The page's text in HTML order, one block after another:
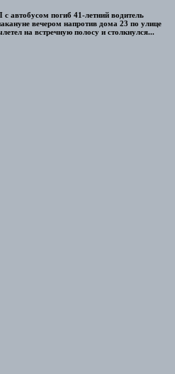
автобусом погиб 41-летний водитель
вечером напротив дома 23 по улице
на встречную полосу и столкнулся...